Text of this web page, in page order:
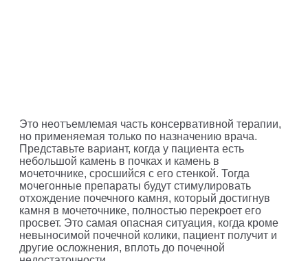
Это неотъемлемая часть консервативной терапии,
но применяемая только по назначению врача.
Представьте вариант, когда у пациента есть
небольшой камень в почках и камень в
мочеточнике, сросшийся с его стенкой. Тогда
мочегонные препараты будут стимулировать
отхождение почечного камня, который достигнув
камня в мочеточнике, полностью перекроет его
просвет. Это самая опасная ситуация, когда кроме
невыносимой почечной колики, пациент получит и
другие осложнения, вплоть до почечной